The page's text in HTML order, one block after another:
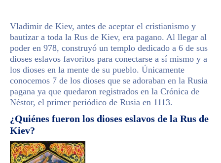
Vladimir de Kiev, antes de aceptar el cristianismo y
bautizar a toda la Rus de Kiev, era pagano. Al llegar al
poder en 978, construyó un templo dedicado a 6 de sus
dioses eslavos favoritos para conectarse a sí mismo y a
los dioses en la mente de su pueblo. Únicamente
conocemos 7 de los dioses que se adoraban en la Rusia
pagana ya que quedaron registrados en la Crónica de
Néstor, el primer periódico de Rusia en 1113.
¿Quiénes fueron los dioses eslavos de la Rus de
Kiev?